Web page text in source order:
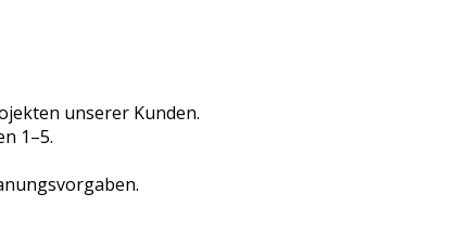
unserer Kunden.
1–5.